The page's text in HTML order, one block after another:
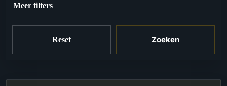
Meer filters
Reset Zoeken